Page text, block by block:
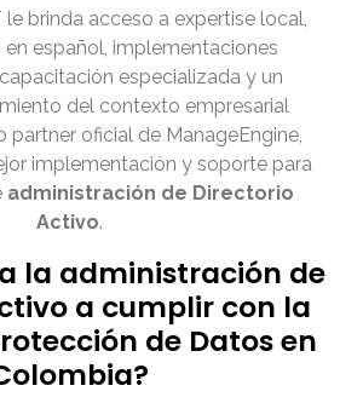
le brinda acceso a expertise local,
español, implementaciones
especializada y un
del contexto empresarial
partner oficial de ManageEngine,
implementación y soporte para
administración de Directorio
Activo.
la administración de
a cumplir con la
de Datos en